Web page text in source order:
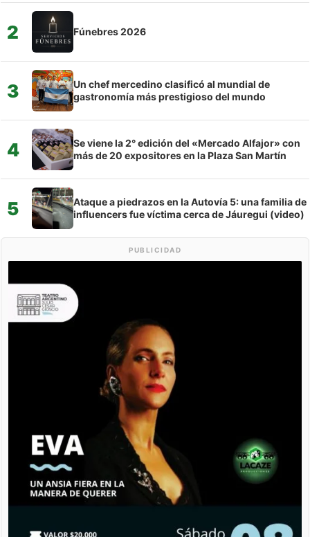
2 Fúnebres 2026
3
Un chef mercedino clasificó al mundial de
gastronomía más prestigioso del mundo
4
Se viene la 2° edición del «Mercado Alfajor» con
más de 20 expositores en la Plaza San Martín
5
Ataque a piedrazos en la Autovía 5: una familia de
influencers fue víctima cerca de Jáuregui (video)
PUBLICIDAD